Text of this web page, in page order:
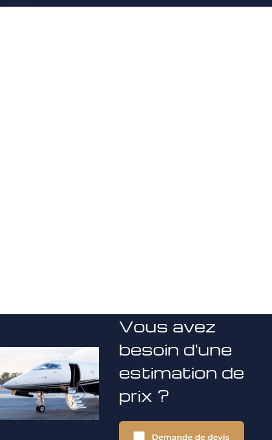
Vous avez
besoin d'une
estimation de
prix ?
Demande de devis